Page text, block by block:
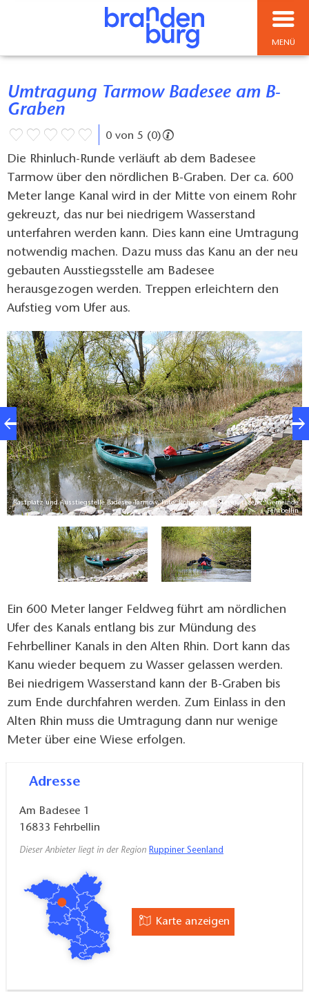
MENÜ
Umtragung Tarmow Badesee am B-
Graben
0 von 5 (0)
Die Rhinluch-Runde verläuft ab dem Badesee
Tarmow über den nördlichen B-Graben. Der ca. 600
Meter lange Kanal wird in der Mitte von einem Rohr
gekreuzt, das nur bei niedrigem Wasserstand
unterfahren werden kann. Dies kann eine Umtragung
notwendig machen. Dazu muss das Kanu an der neu
gebauten Ausstiegsstelle am Badesee
herausgezogen werden. Treppen erleichtern den
Aufstieg vom Ufer aus.
Rastplatz und Ausstiegstelle Badesee Tarmow, Foto: Rohrberg & Steyer, Lizenz: Gemeinde
Fehrbellin
Ein 600 Meter langer Feldweg führt am nördlichen
Ufer des Kanals entlang bis zur Mündung des
Fehrbelliner Kanals in den Alten Rhin. Dort kann das
Kanu wieder bequem zu Wasser gelassen werden.
Bei niedrigem Wasserstand kann der B-Graben bis
zum Ende durchfahren werden. Zum Einlass in den
Alten Rhin muss die Umtragung dann nur wenige
Meter über eine Wiese erfolgen.
Adresse
Am Badesee 1
16833 Fehrbellin
Dieser Anbieter liegt in der Region Ruppiner Seenland
Karte anzeigen